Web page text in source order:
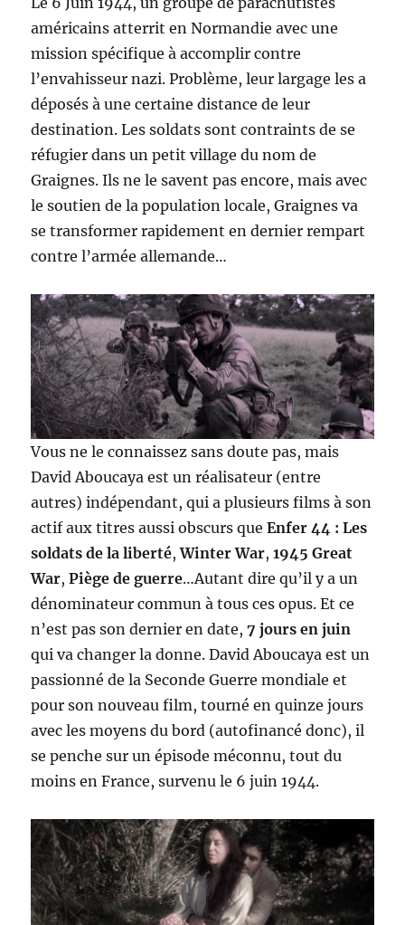
américains atterrit en Normandie avec une
mission spécifique à accomplir contre
l’envahisseur nazi. Problème, leur largage les a
déposés à une certaine distance de leur
destination. Les soldats sont contraints de se
réfugier dans un petit village du nom de
Graignes. Ils ne le savent pas encore, mais avec
le soutien de la population locale, Graignes va
se transformer rapidement en dernier rempart
contre l’armée allemande…
Vous ne le connaissez sans doute pas, mais
David Aboucaya est un réalisateur (entre
autres) indépendant, qui a plusieurs films à son
actif aux titres aussi obscurs queEnfer 44 : Les
soldats de la liberté,Winter War,1945 Great
War,Piège de guerre…Autant dire qu’il y a un
dénominateur commun à tous ces opus. Et ce
n’est pas son dernier en date,7 jours en juin
qui va changer la donne. David Aboucaya est un
passionné de la Seconde Guerre mondiale et
pour son nouveau film, tourné en quinze jours
avec les moyens du bord (autofinancé donc), il
se penche sur un épisode méconnu, tout du
moins en France, survenu le 6 juin 1944.